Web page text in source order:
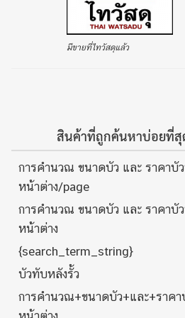
มีขายที่ไทวัสดุแล้ว
สินค้าที่ถูกค้นหาบ่อยที่สุ
การคำนวณ ขนาดบัว และ ราคาบั
หน้าต่าง/page
การคำนวณ ขนาดบัว และ ราคาบั
หน้าต่าง
{search_term_string}
บัวทับหลังรั้ว
การคำนวณ+ขนาดบัว+และ+ราค